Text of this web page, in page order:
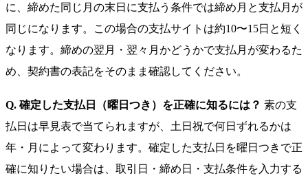
に、締めた同じ月の末日に支払う条件では締め月と支払月が
同じになります。この場合の支払サイトは約10〜15日と短く
なります。締めの翌月・翌々月かどうかで支払月が変わるた
め、契約書の表記をそのまま確認してください。
Q. 確定した支払日（曜日つき）を正確に知るには？ 素の支
払日は早見表で当てられますが、土日祝で何日ずれるかは
年・月によって変わります。確定した支払日を曜日つきで正
確に知りたい場合は、取引日・締め日・支払条件を入力する